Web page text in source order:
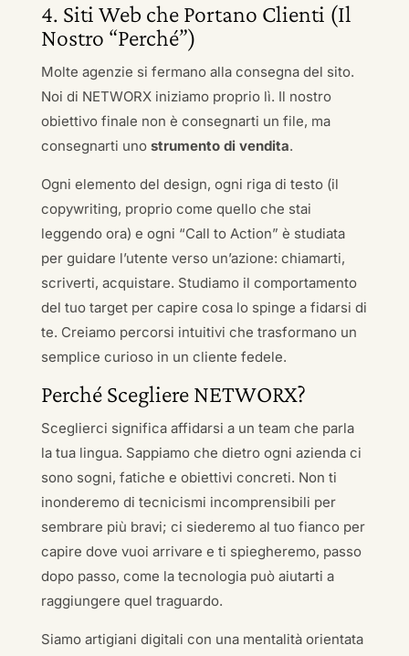
4. Siti Web che Portano Clienti (Il
Nostro “Perché”)
Molte agenzie si fermano alla consegna del sito.
Noi di NETWORX iniziamo proprio lì. Il nostro
obiettivo finale non è consegnarti un file, ma
consegnarti uno strumento di vendita.
Ogni elemento del design, ogni riga di testo (il
copywriting, proprio come quello che stai
leggendo ora) e ogni “Call to Action” è studiata
per guidare l’utente verso un’azione: chiamarti,
scriverti, acquistare. Studiamo il comportamento
del tuo target per capire cosa lo spinge a fidarsi di
te. Creiamo percorsi intuitivi che trasformano un
semplice curioso in un cliente fedele.
Perché Scegliere NETWORX?
Sceglierci significa affidarsi a un team che parla
la tua lingua. Sappiamo che dietro ogni azienda ci
sono sogni, fatiche e obiettivi concreti. Non ti
inonderemo di tecnicismi incomprensibili per
sembrare più bravi; ci siederemo al tuo fianco per
capire dove vuoi arrivare e ti spiegheremo, passo
dopo passo, come la tecnologia può aiutarti a
raggiungere quel traguardo.
Siamo artigiani digitali con una mentalità orientata